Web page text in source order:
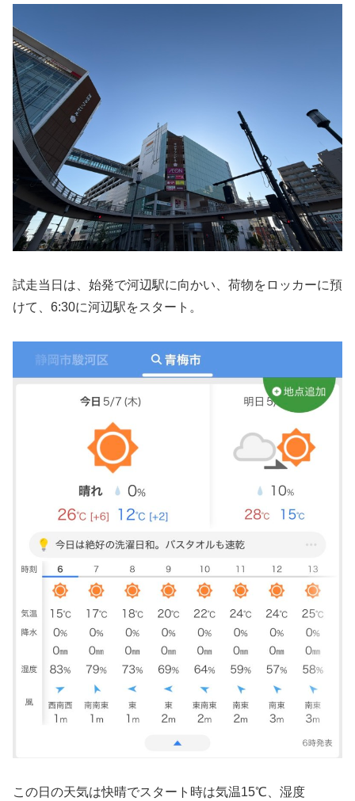
試走当日は、始発で河辺駅に向かい、荷物をロッカーに預
けて、6:30に河辺駅をスタート。
この日の天気は快晴でスタート時は気温15℃、湿度